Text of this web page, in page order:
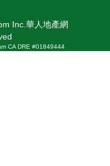
Inc.華人地產網
CA DRE #01849444